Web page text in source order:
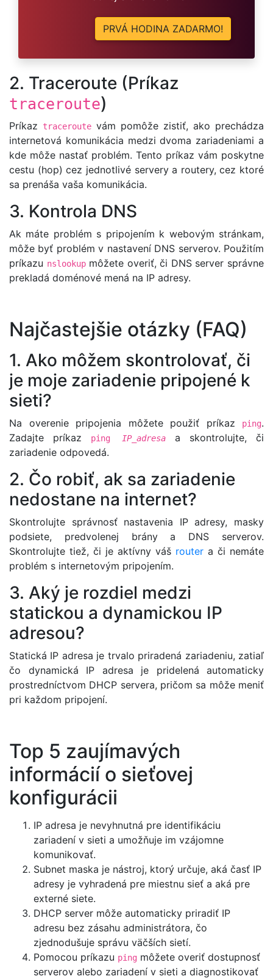
PRVÁ HODINA ZADARMO!
2. Traceroute (Príkaz
traceroute)
Príkaz traceroute vám pomôže zistiť, ako prechádza
internetová komunikácia medzi dvoma zariadeniami a
kde môže nastať problém. Tento príkaz vám poskytne
cestu (hop) cez jednotlivé servery a routery, cez ktoré
sa prenáša vaša komunikácia.
3. Kontrola DNS
Ak máte problém s pripojením k webovým stránkam,
môže byť problém v nastavení DNS serverov. Použitím
príkazu nslookupmôžete overiť, či DNS server správne
prekladá doménové mená na IP adresy.
Najčastejšie otázky (FAQ)
1. Ako môžem skontrolovať, či
je moje zariadenie pripojené k
sieti?
Na overenie pripojenia môžete použiť príkaz ping.
Zadajte príkaz
ping IP_adresaa skontrolujte, či
zariadenie odpovedá.
2. Čo robiť, ak sa zariadenie
nedostane na internet?
Skontrolujte správnosť nastavenia IP adresy, masky
podsiete, predvolenej brány a DNS serverov.
Skontrolujte tiež, či je aktívny váš router a či nemáte
problém s internetovým pripojením.
3. Aký je rozdiel medzi
statickou a dynamickou IP
adresou?
Statická IP adresa je trvalo priradená zariadeniu, zatiaľ
čo dynamická IP adresa je pridelená automaticky
prostredníctvom DHCP servera, pričom sa môže meniť
pri každom pripojení.
Top 5 zaujímavých
informácií o sieťovej
konfigurácii
IP adresa je nevyhnutná pre identifikáciu
zariadení v sieti a umožňuje im vzájomne
komunikovať.
Subnet maska je nástroj, ktorý určuje, aká časť IP
adresy je vyhradená pre miestnu sieť a aká pre
externé siete.
DHCP server môže automaticky priradiť IP
adresu bez zásahu administrátora, čo
zjednodušuje správu väčších sietí.
Pomocou príkazu ping môžete overiť dostupnosť
serverov alebo zariadení v sieti a diagnostikovať